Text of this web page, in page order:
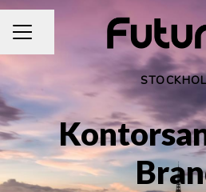
KARRIÄRMENY
Dela sidan